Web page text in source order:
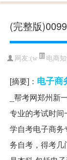
(完整版
网友:(w 电商
[摘要]： 电子商
_帮考网郑州新
专业的考试时间
学自考电子商
务自考，得考